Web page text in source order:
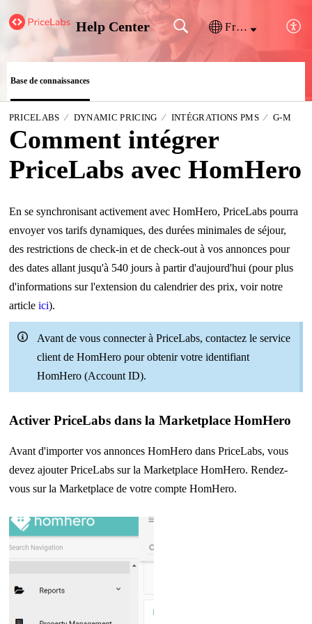
Help Center Français (France)
Base de connaissances
PRICELABS DYNAMIC PRICING INTÉGRATIONS PMS G-M
Comment intégrer
PriceLabs avec HomHero
En se synchronisant activement avec HomHero, PriceLabs pourra
envoyer vos tarifs dynamiques, des durées minimales de séjour,
des restrictions de check-in et de check-out à vos annonces pour
des dates allant jusqu'à 540 jours à partir d'aujourd'hui (pour plus
d'informations sur l'extension du calendrier des prix, voir notre
article ici).
Avant de vous connecter à PriceLabs, contactez le service
client de HomHero pour obtenir votre identifiant
HomHero (Account ID).
Activer PriceLabs dans la Marketplace HomHero
Avant d'importer vos annonces HomHero dans PriceLabs, vous
devez ajouter PriceLabs sur la Marketplace HomHero. Rendez-
vous sur la Marketplace de votre compte HomHero.